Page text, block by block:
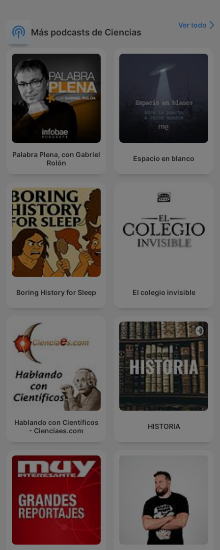
Más podcasts de Ciencias
Ver todo
Palabra Plena, con Gabriel
Rolón
Espacio en blanco
Boring History for Sleep El colegio invisible
Hablando con Científicos
- Cienciaes.com
HISTORIA